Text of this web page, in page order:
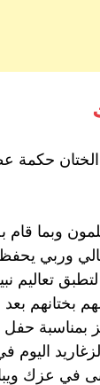
وبما
وربي
تعاليم
بعد
بمناسبة
في عزك